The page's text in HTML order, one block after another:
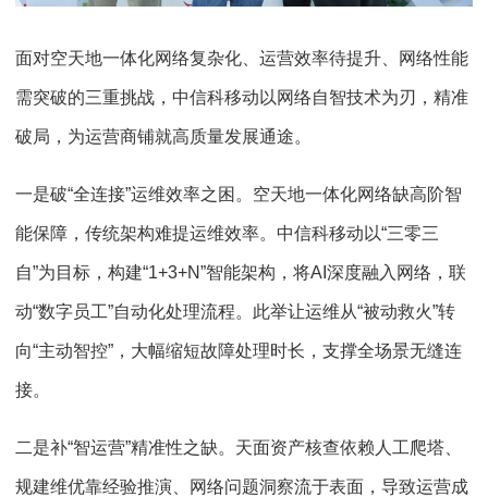
面对空天地一体化网络复杂化、运营效率待提升、网络性能
需突破的三重挑战，中信科移动以网络自智技术为刃，精准
破局，为运营商铺就高质量发展通途。
一是破“全连接”运维效率之困。空天地一体化网络缺高阶智
能保障，传统架构难提运维效率。中信科移动以“三零三
自”为目标，构建“1+3+N”智能架构，将AI深度融入网络，联
动“数字员工”自动化处理流程。此举让运维从“被动救火”转
向“主动智控”，大幅缩短故障处理时长，支撑全场景无缝连
接。
二是补“智运营”精准性之缺。天面资产核查依赖人工爬塔、
规建维优靠经验推演、网络问题洞察流于表面，导致运营成